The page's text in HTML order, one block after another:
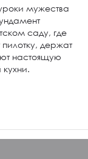
мужества
саду, где
держат
настоящую